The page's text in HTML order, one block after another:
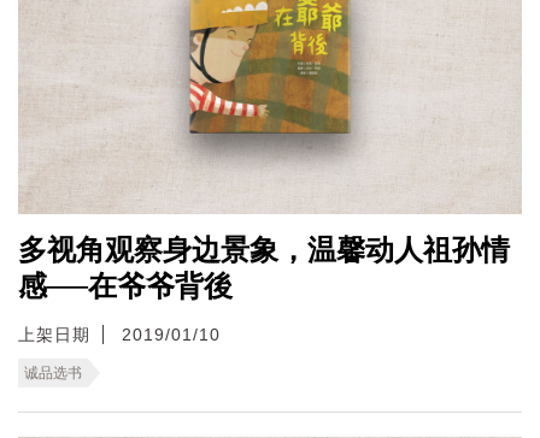
多视角观察身边景象，温馨动人祖孙情
感──在爷爷背後
上架日期 2019/01/10
诚品选书